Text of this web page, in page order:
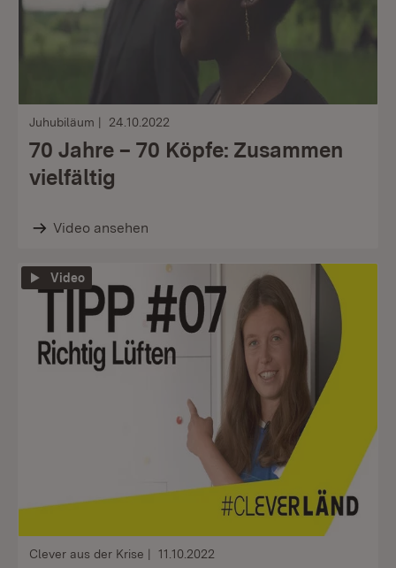
Juhubiläum 24.10.2022
70 Jahre – 70 Köpfe: Zusammen
vielfältig
Video ansehen
Video
Clever aus der Krise 11.10.2022